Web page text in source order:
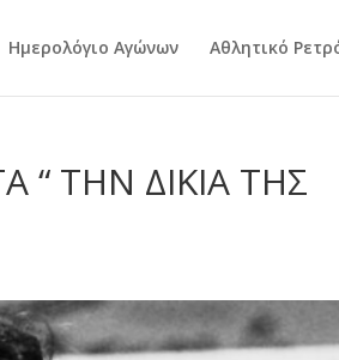
Ημερολόγιο Αγώνων Αθλητικό
“ ΤΗΝ ΔΙΚΙΑ ΤΗΣ